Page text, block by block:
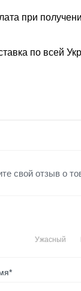
при
по всей
свой отзыв о
Ужасный